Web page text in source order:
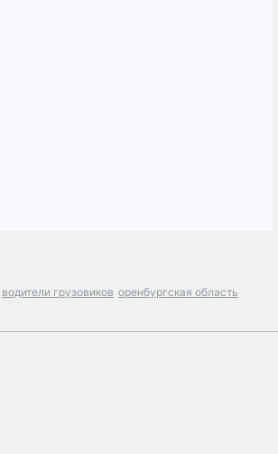
водители грузовиков оренбургская область